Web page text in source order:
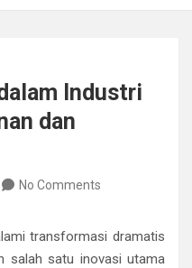
Industri
dan
No Comments
transformasi dramatis
salah satu inovasi utama